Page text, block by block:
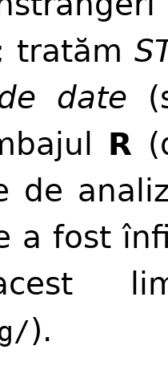
tratăm
date
R
de
a fost
).